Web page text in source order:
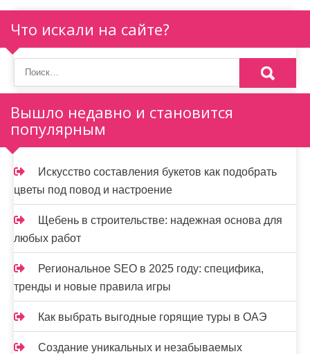
и
я
п
о
з
а
п
и
с
я
м
Что искали на сайте?
Вышло недавно и становится
популярным
Искусство составления букетов как подобрать
цветы под повод и настроение
Щебень в строительстве: надежная основа для
любых работ
Региональное SEO в 2025 году: специфика,
тренды и новые правила игры
Как выбрать выгодные горящие туры в ОАЭ
Создание уникальных и незабываемых